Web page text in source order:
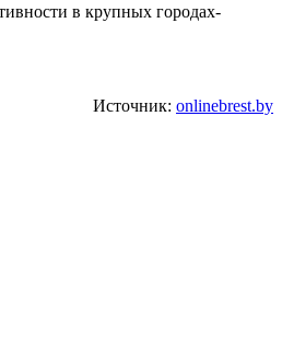
в крупных городах-
Источник: onlinebrest.by